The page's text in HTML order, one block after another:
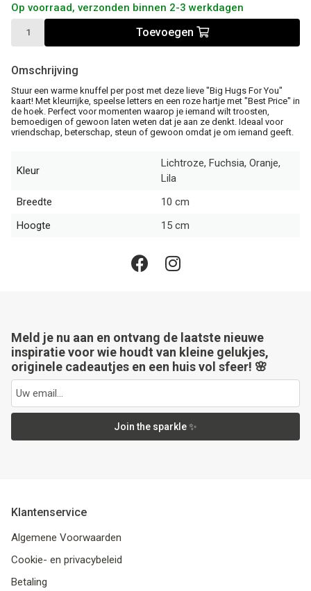
Op voorraad, verzonden binnen 2-3 werkdagen
Toevoegen
Omschrijving
Stuur een warme knuffel per post met deze lieve "Big Hugs For You"
kaart! Met kleurrijke, speelse letters en een roze hartje met "Best Price" in
de hoek. Perfect voor momenten waarop je iemand wilt troosten,
bemoedigen of gewoon laten weten dat je aan ze denkt. Ideaal voor
vriendschap, beterschap, steun of gewoon omdat je om iemand geeft.
Kleur
Lichtroze, Fuchsia, Oranje,
Lila
Breedte
10 cm
Hoogte
15 cm
Meld je nu aan en ontvang de laatste nieuwe
inspiratie voor wie houdt van kleine gelukjes,
originele cadeautjes en een huis vol sfeer! 🌸
Join the sparkle ✨
Klantenservice
Algemene Voorwaarden
Cookie- en privacybeleid
Betaling